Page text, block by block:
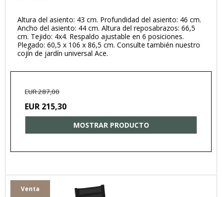
Altura del asiento: 43 cm. Profundidad del asiento: 46 cm.
Ancho del asiento: 44 cm. Altura del reposabrazos: 66,5
cm. Tejido: 4x4. Respaldo ajustable en 6 posiciones.
Plegado: 60,5 x 106 x 86,5 cm. Consulte también nuestro
cojín de jardín universal Ace.
EUR 287,00
EUR 215,30
MOSTRAR PRODUCTO
Venta